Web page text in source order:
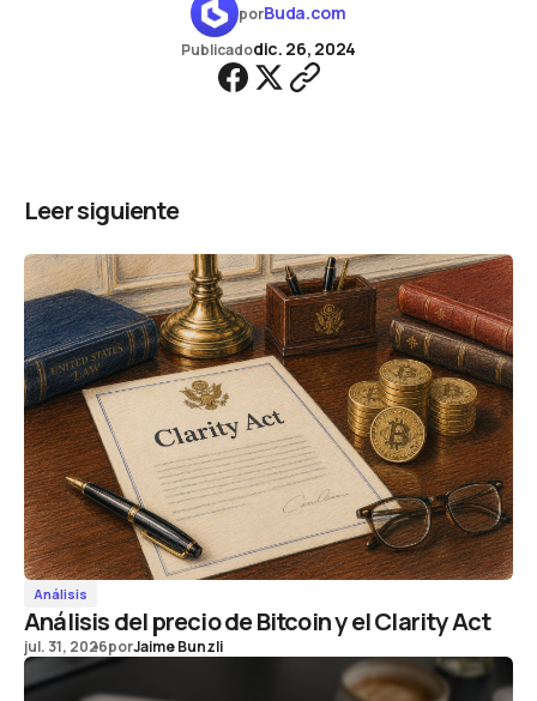
porBuda.com
Publicadodic. 26, 2024
Leer siguiente
Análisis
Análisis del precio de Bitcoin y el Clarity Act
jul. 31, 2026porJaime Bunzli